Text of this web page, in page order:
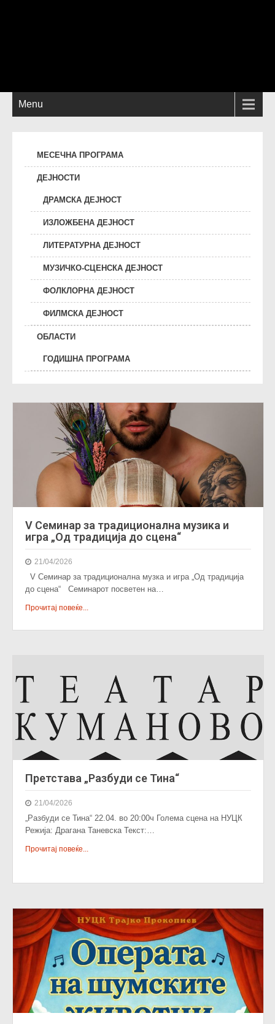
Menu
МЕСЕЧНА ПРОГРАМА
ДЕЈНОСТИ
ДРАМСКА ДЕЈНОСТ
ИЗЛОЖБЕНА ДЕЈНОСТ
ЛИТЕРАТУРНА ДЕЈНОСТ
МУЗИЧКО-СЦЕНСКА ДЕЈНОСТ
ФОЛКЛОРНА ДЕЈНОСТ
ФИЛМСКА ДЕЈНОСТ
ОБЛАСТИ
ГОДИШНА ПРОГРАМА
V Семинар за традиционална музика и
игра „Од традиција до сцена“
21/04/2026
V Семинар за традиционална музка и игра „Од традиција
до сцена“ Семинарот посветен на…
Прочитај повеќе...
Претстава „Разбуди се Тина“
21/04/2026
„Разбуди се Тина“ 22.04. во 20:00ч Голема сцена на НУЦК
Режија: Драгана Таневска Текст:…
Прочитај повеќе...